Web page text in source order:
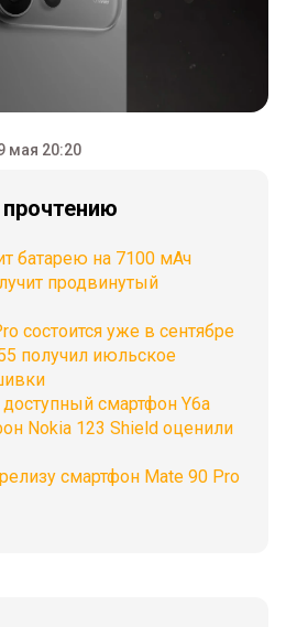
мая 20:20
батарею на 7100 мАч
продвинутый
состоится уже в сентябре
получил июльское
смартфон Y6a
Nokia 123 Shield оценили
смартфон Mate 90 Pro